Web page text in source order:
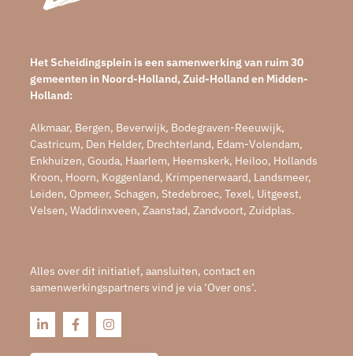
Het Scheidingsplein is een samenwerking van ruim 30
gemeenten in Noord-Holland, Zuid-Holland en Midden-
Holland:
Alkmaar, Bergen, Beverwijk, Bodegraven-Reeuwijk,
Castricum, Den Helder, Drechterland, Edam-Volendam,
Enkhuizen, Gouda, Haarlem, Heemskerk, Heiloo, Hollands
Kroon, Hoorn, Koggenland, Krimpenerwaard, Landsmeer,
Leiden, Opmeer, Schagen, Stedebroec, Texel, Uitgeest,
Velsen, Waddinxveen, Zaanstad, Zandvoort, Zuidplas.
Alles over dit initiatief, aansluiten, contact en
samenwerkingspartners vind je via ‘Over ons’.